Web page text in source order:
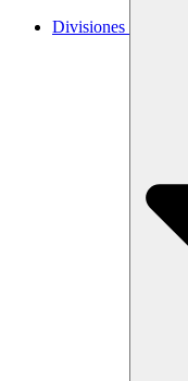
Divisiones